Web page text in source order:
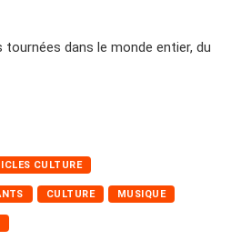
dans le monde entier, du
CULTURE
CULTURE MUSIQUE